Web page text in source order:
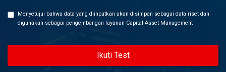
Menyetujui bahwa data yang diinputkan akan disimpan sebagai data riset dan
digunakan sebagai pengembangan layanan Capital Asset Management
Ikuti Test